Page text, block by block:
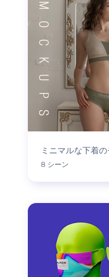
ミニマルな下着
8 シーン